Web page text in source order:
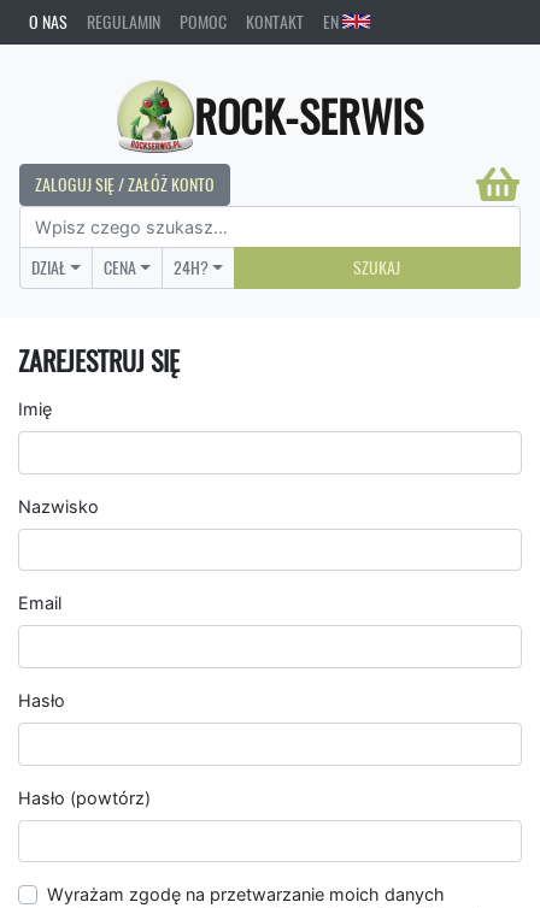
O NAS REGULAMIN POMOC KONTAKT EN
ROCK-SERWIS
ZALOGUJ SIĘ / ZAŁÓŻ KONTO
DZIAŁ CENA 24H? SZUKAJ
ZAREJESTRUJ SIĘ
Imię
Nazwisko
Email
Hasło
Hasło (powtórz)
Wyrażam zgodę na przetwarzanie moich danych